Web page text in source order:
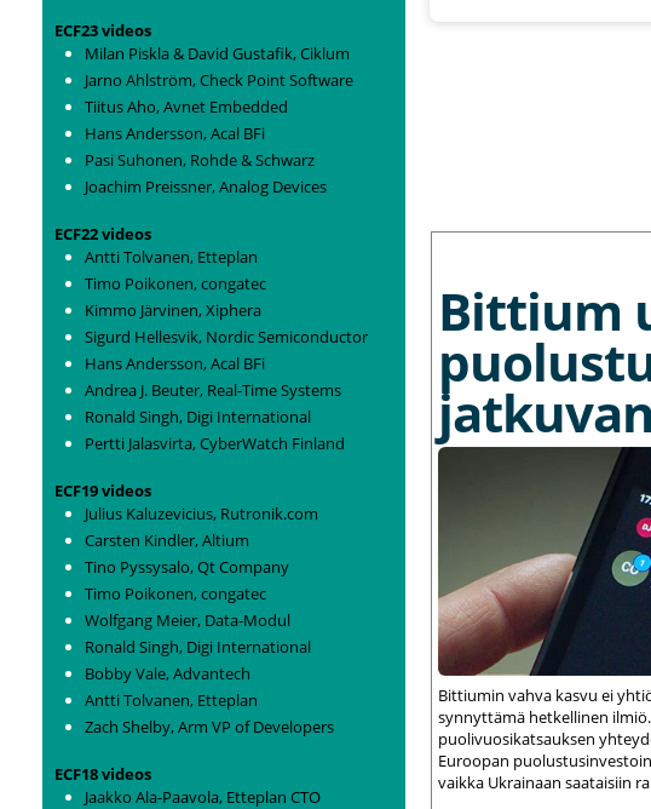
ECF23 videos
Milan Piskla & David Gustafik, Ciklum
Jarno Ahlström, Check Point Software
Tiitus Aho, Avnet Embedded
Hans Andersson, Acal BFi
Pasi Suhonen, Rohde & Schwarz
Joachim Preissner, Analog Devices
ECF22 videos
Antti Tolvanen, Etteplan
Timo Poikonen, congatec
Kimmo Järvinen, Xiphera
Sigurd Hellesvik, Nordic Semiconductor
Hans Andersson, Acal BFi
Andrea J. Beuter, Real-Time Systems
Ronald Singh, Digi International
Pertti Jalasvirta, CyberWatch Finland
ECF19 videos
Julius Kaluzevicius, Rutronik.com
Carsten Kindler, Altium
Tino Pyssysalo, Qt Company
Timo Poikonen, congatec
Wolfgang Meier, Data-Modul
Ronald Singh, Digi International
Bobby Vale, Advantech
Antti Tolvanen, Etteplan
Zach Shelby, Arm VP of Developers
ECF18 videos
Jaakko Ala-Paavola, Etteplan CTO
Bittium
Bittiumin vahva kasvu ei
synnyttämä hetkellinen
puolivuosikatsauksen
Euroopan
vaikka Ukrainaan saataisiin